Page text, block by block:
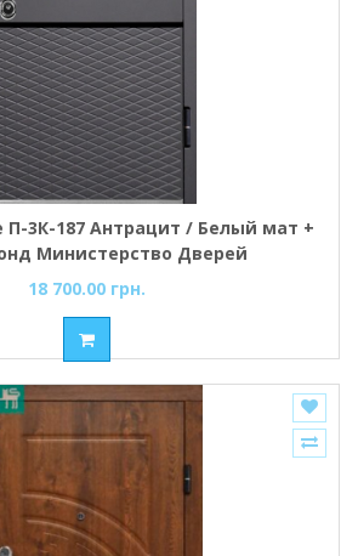
3К-187 Антрацит / Белый мат +
Министерство Дверей
18 700.00 грн.